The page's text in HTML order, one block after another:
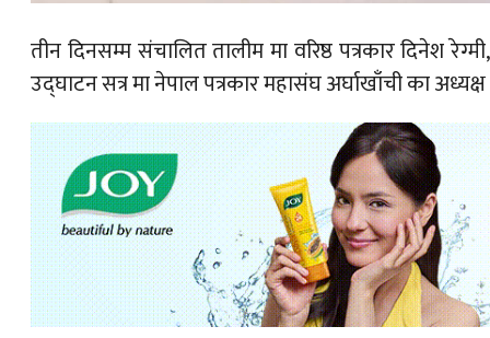
तीन दिनसम्म संचालित तालीम मा वरिष्ठ पत्रकार दिनेश
उद्घाटन सत्र मा नेपाल पत्रकार महासंघ अर्घाखाँची का